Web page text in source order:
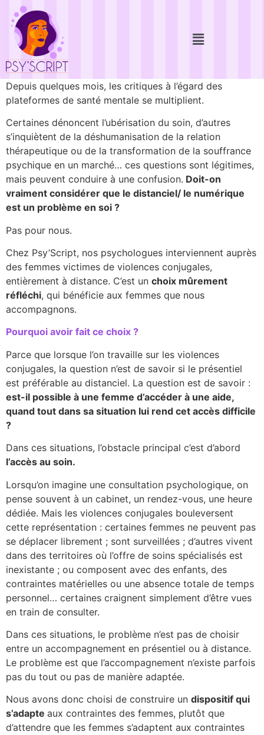
Depuis quelques mois, les critiques à l’égard des
plateformes de santé mentale se multiplient.
Certaines dénoncent l’ubérisation du soin, d’autres
s’inquiètent de la déshumanisation de la relation
thérapeutique ou de la transformation de la souffrance
psychique en un marché… ces questions sont légitimes,
mais peuvent conduire à une confusion. Doit-on
vraiment considérer que le distanciel/ le numérique
est un problème en soi ?
Pas pour nous.
Chez Psy’Script, nos psychologues interviennent auprès
des femmes victimes de violences conjugales,
entièrement à distance. C’est un choix mûrement
réfléchi, qui bénéficie aux femmes que nous
accompagnons.
Pourquoi avoir fait ce choix ?
Parce que lorsque l’on travaille sur les violences
conjugales, la question n’est de savoir si le présentiel
est préférable au distanciel. La question est de savoir :
est-il possible à une femme d’accéder à une aide,
quand tout dans sa situation lui rend cet accès difficile
?
Dans ces situations, l’obstacle principal c’est d’abord
l’accès au soin.
Lorsqu’on imagine une consultation psychologique, on
pense souvent à un cabinet, un rendez-vous, une heure
dédiée. Mais les violences conjugales bouleversent
cette représentation : certaines femmes ne peuvent pas
se déplacer librement ; sont surveillées ; d’autres vivent
dans des territoires où l’offre de soins spécialisés est
inexistante ; ou composent avec des enfants, des
contraintes matérielles ou une absence totale de temps
personnel… certaines craignent simplement d’être vues
en train de consulter.
Dans ces situations, le problème n’est pas de choisir
entre un accompagnement en présentiel ou à distance.
Le problème est que l’accompagnement n’existe parfois
pas du tout ou pas de manière adaptée.
Nous avons donc choisi de construire un dispositif qui
s’adapte aux contraintes des femmes, plutôt que
d’attendre que les femmes s’adaptent aux contraintes